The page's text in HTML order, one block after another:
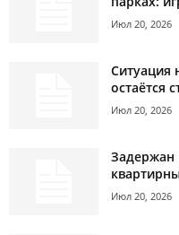
Июл 20, 2026
Ситуация
остаётся
Июл 20, 2026
Задержан
Июл 20, 2026